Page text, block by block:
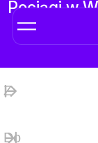
Pociągi w